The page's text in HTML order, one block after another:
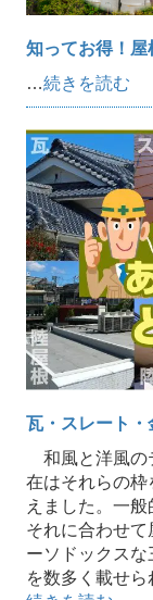
知ってお得！
…続きを読む
瓦・スレート・
和風と洋風の
在はそれらの枠
えました。一般
それに合わせ
ーソドックス
を数多く載せ